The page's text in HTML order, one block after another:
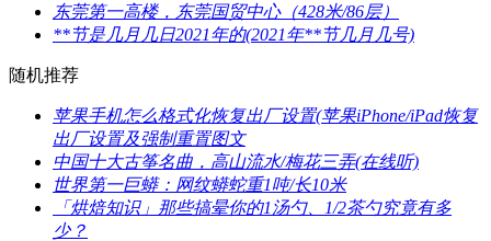
​东莞第一高楼，东莞国贸中心（428米/86层）
​**节是几月几日2021年的(2021年**节几月几号)
随机推荐
​苹果手机怎么格式化恢复出厂设置(苹果iPhone/iPad恢复
出厂设置及强制重置图文
​中国十大古筝名曲，高山流水/梅花三弄(在线听)
​世界第一巨蟒：网纹蟒蛇重1吨/长10米
​「烘焙知识」那些搞晕你的1汤勺、1/2茶勺究竟有多
少？